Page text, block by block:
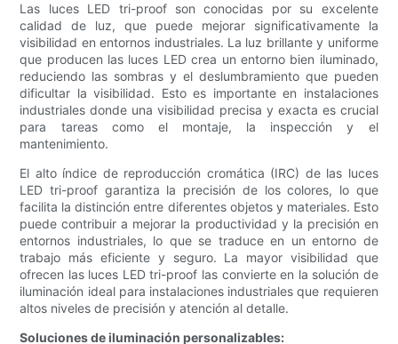
Las luces LED tri-proof son conocidas por su excelente
calidad de luz, que puede mejorar significativamente la
visibilidad en entornos industriales. La luz brillante y uniforme
que producen las luces LED crea un entorno bien iluminado,
reduciendo las sombras y el deslumbramiento que pueden
dificultar la visibilidad. Esto es importante en instalaciones
industriales donde una visibilidad precisa y exacta es crucial
para tareas como el montaje, la inspección y el
mantenimiento.
El alto índice de reproducción cromática (IRC) de las luces
LED tri-proof garantiza la precisión de los colores, lo que
facilita la distinción entre diferentes objetos y materiales. Esto
puede contribuir a mejorar la productividad y la precisión en
entornos industriales, lo que se traduce en un entorno de
trabajo más eficiente y seguro. La mayor visibilidad que
ofrecen las luces LED tri-proof las convierte en la solución de
iluminación ideal para instalaciones industriales que requieren
altos niveles de precisión y atención al detalle.
Soluciones de iluminación personalizables: